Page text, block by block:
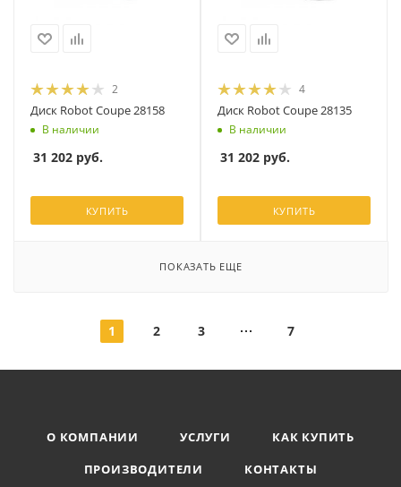
2
Диск Robot Coupe 28158
В наличии
31 202 руб.
КУПИТЬ
4
Диск Robot Coupe 28135
В наличии
31 202 руб.
КУПИТЬ
ПОКАЗАТЬ ЕЩЕ
1 2 3 7
О КОМПАНИИ УСЛУГИ
КАК КУПИТЬ
ПРОИЗВОДИТЕЛИ
КОНТАКТЫ